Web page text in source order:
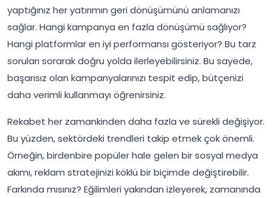
yaptığınız her yatırımın geri dönüşümünü anlamanızı
sağlar. Hangi kampanya en fazla dönüşümü sağlıyor?
Hangi platformlar en iyi performansı gösteriyor? Bu tarz
soruları sorarak doğru yolda ilerleyebilirsiniz. Bu sayede,
başarısız olan kampanyalarınızı tespit edip, bütçenizi
daha verimli kullanmayı öğrenirsiniz.
Rekabet her zamankinden daha fazla ve sürekli değişiyor.
Bu yüzden, sektördeki trendleri takip etmek çok önemli.
Örneğin, birdenbire popüler hale gelen bir sosyal medya
akımı, reklam stratejinizi köklü bir biçimde değiştirebilir.
Farkında mısınız? Eğilimleri yakından izleyerek, zamanında